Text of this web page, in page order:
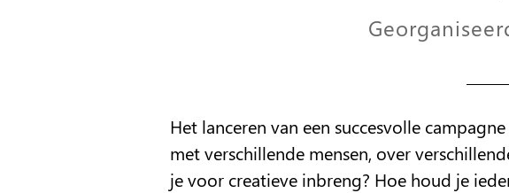
Het lanceren van een succesvolle
met verschillende mensen, over
je voor creatieve inbreng? Hoe houd je